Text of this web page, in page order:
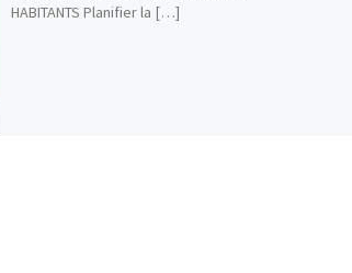
HABITANTS Planifier la […]